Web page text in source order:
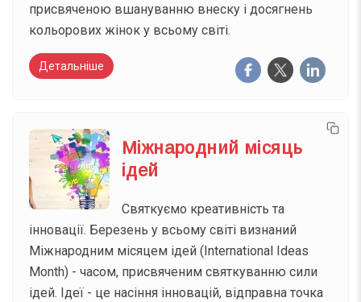
присвяченою вшануванню внеску і досягнень
кольорових жінок у всьому світі.
Детальніше
Міжнародний місяць
ідей
Святкуємо креативність та
інновації. Березень у всьому світі визнаний
Міжнародним місяцем ідей (International Ideas
Month) - часом, присвяченим святкуванню сили
ідей. Ідеї - це насіння інновацій, відправна точка